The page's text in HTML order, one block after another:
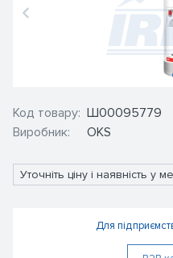
Код товару:
Виробник:
Ш00095779
OKS
Уточніть ціну і наявність у
Для